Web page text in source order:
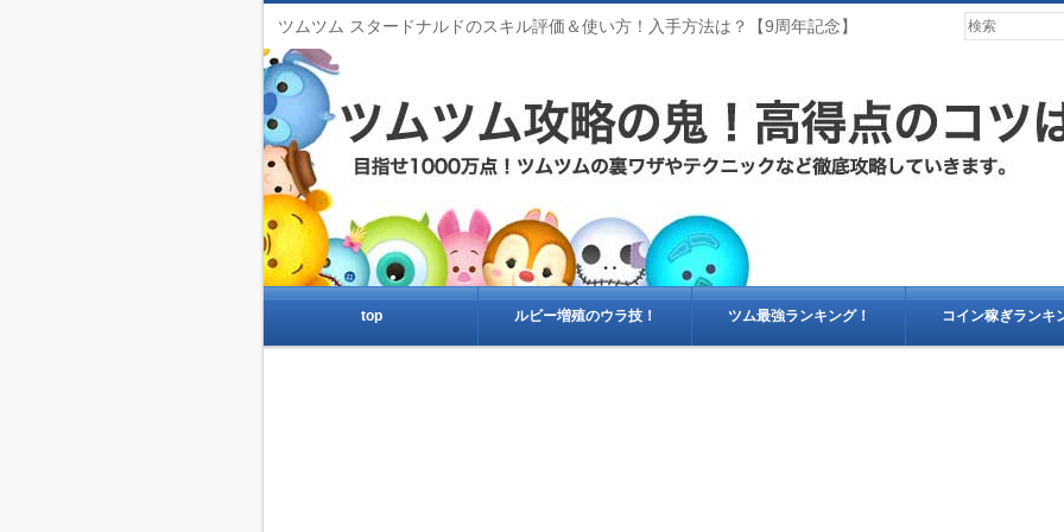
ツムツム スタードナルドのスキル評価＆使い方！入手方法は？【9周年記念】
top ルビー増殖のウラ技！ ツム最強ランキング！ コイン稼ぎランキ